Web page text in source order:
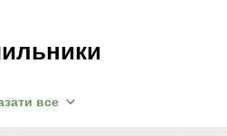
все